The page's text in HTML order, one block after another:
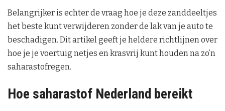
Belangrijker is echter de vraag hoe je deze zanddeeltjes
het beste kunt verwijderen zonder de lak van je auto te
beschadigen. Dit artikel geeft je heldere richtlijnen over
hoe je je voertuig netjes en krasvrij kunt houden na zo’n
saharastofregen.
Hoe saharastof Nederland bereikt